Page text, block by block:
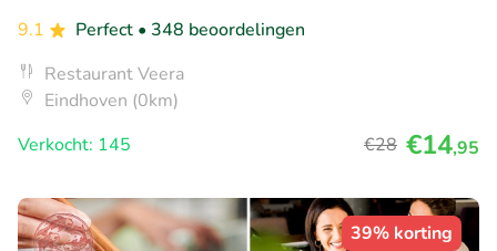
9.1
Perfect • 348 beoordelingen
Restaurant Veera
Eindhoven (0km)
Verkocht: 145
€28 €14,95
39% korting